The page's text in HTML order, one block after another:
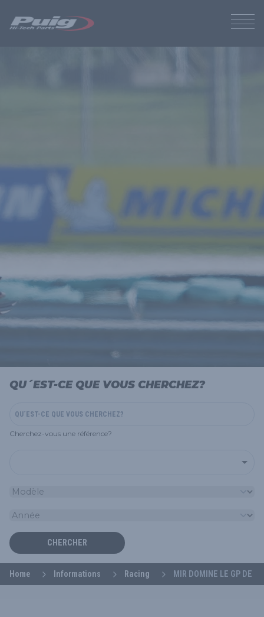
QU´EST-CE QUE VOUS CHERCHEZ?
Cherchez-vous une référence?
CHERCHER
Home Informations Racing MIR DOMINE LE GP DE